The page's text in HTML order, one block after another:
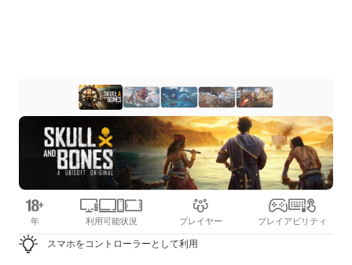
年 利用可能状況 プレイヤー プレイアビリティ
スマホをコントローラーとして利用